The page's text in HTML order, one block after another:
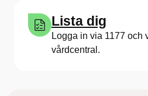
Lista dig
Logga in via 1177 och
vårdcentral.